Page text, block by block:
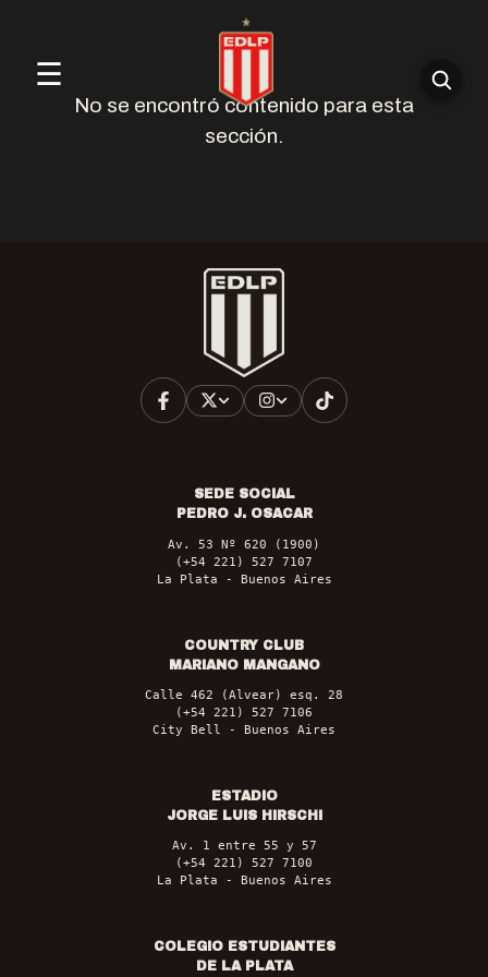
☰
No se encontró contenido para esta
sección.
SEDE SOCIAL
PEDRO J. OSACAR
Av. 53 Nº 620 (1900)
(+54 221) 527 7107
La Plata - Buenos Aires
COUNTRY CLUB
MARIANO MANGANO
Calle 462 (Alvear) esq. 28
(+54 221) 527 7106
City Bell - Buenos Aires
ESTADIO
JORGE LUIS HIRSCHI
Av. 1 entre 55 y 57
(+54 221) 527 7100
La Plata - Buenos Aires
COLEGIO ESTUDIANTES
DE LA PLATA